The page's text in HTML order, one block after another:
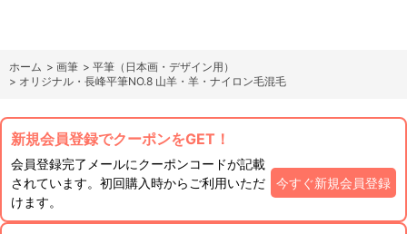
ホーム > 画筆 > 平筆（日本画・デザイン用）
> オリジナル・長峰平筆NO.8 山羊・羊・ナイロン毛混毛
新規会員登録でクーポンをGET！
会員登録完了メールにクーポンコードが記載
されています。初回購入時からご利用いただ
けます。
今すぐ新規会員登録